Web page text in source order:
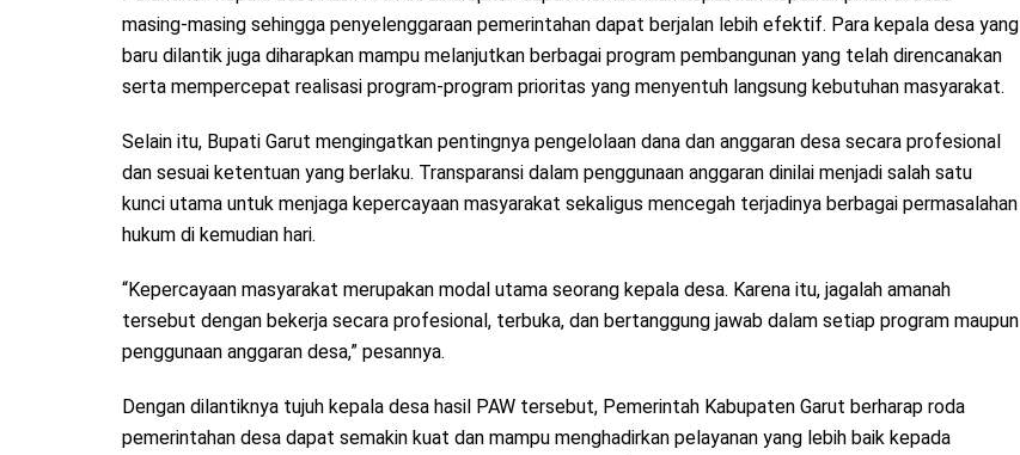
masing-masing sehingga penyelenggaraan pemerintahan dapat berjalan lebih efektif. Para kepala desa yang
baru dilantik juga diharapkan mampu melanjutkan berbagai program pembangunan yang telah direncanakan
serta mempercepat realisasi program-program prioritas yang menyentuh langsung kebutuhan masyarakat.
Selain itu, Bupati Garut mengingatkan pentingnya pengelolaan dana dan anggaran desa secara profesional
dan sesuai ketentuan yang berlaku. Transparansi dalam penggunaan anggaran dinilai menjadi salah satu
kunci utama untuk menjaga kepercayaan masyarakat sekaligus mencegah terjadinya berbagai permasalahan
hukum di kemudian hari.
“Kepercayaan masyarakat merupakan modal utama seorang kepala desa. Karena itu, jagalah amanah
tersebut dengan bekerja secara profesional, terbuka, dan bertanggung jawab dalam setiap program maupun
penggunaan anggaran desa,” pesannya.
Dengan dilantiknya tujuh kepala desa hasil PAW tersebut, Pemerintah Kabupaten Garut berharap roda
pemerintahan desa dapat semakin kuat dan mampu menghadirkan pelayanan yang lebih baik kepada